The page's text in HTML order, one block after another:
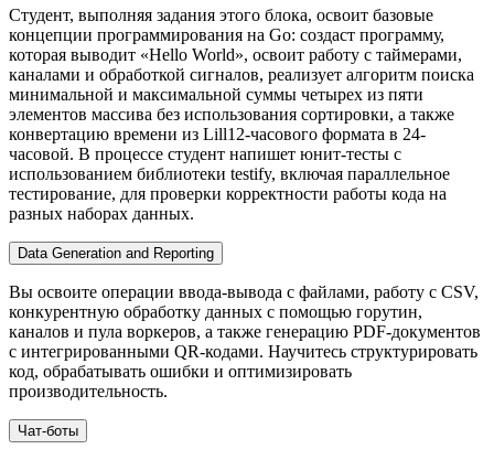
Студент, выполняя задания этого блока, освоит базовые
концепции программирования на Go: создаст программу,
которая выводит «Hello World», освоит работу с таймерами,
каналами и обработкой сигналов, реализует алгоритм поиска
минимальной и максимальной суммы четырех из пяти
элементов массива без использования сортировки, а также
конвертацию времени из Lill12-часового формата в 24-
часовой. В процессе студент напишет юнит-тесты с
использованием библиотеки testify, включая параллельное
тестирование, для проверки корректности работы кода на
разных наборах данных.
Data Generation and Reporting
Вы освоите операции ввода-вывода с файлами, работу с CSV,
конкурентную обработку данных с помощью горутин,
каналов и пула воркеров, а также генерацию PDF-документов
с интегрированными QR-кодами. Научитесь структурировать
код, обрабатывать ошибки и оптимизировать
производительность.
Чат-боты